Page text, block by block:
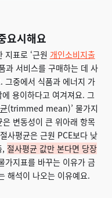
요시해요
지표로 ‘근원 개인소비지출
과 서비스를 구매하는 데 사
그중에서 식품과 에너지 가
에 용이하다고 여겨져요. 그
(trimmed mean)’ 물가지
변동성이 큰 위아래 항목
사평균은 근원 PCE보다 낮
, 절사평균 값만 본다면 당장
가지표를 바꾸는 이유가 금
해석이 나오는 이유예요.